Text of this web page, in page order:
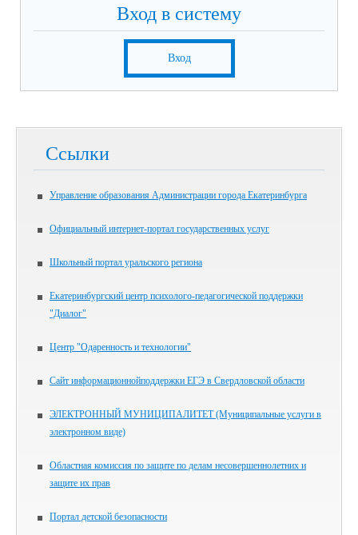
Вход в систему
Вход
Ссылки
Управление образования Администрации города Екатеринбурга
Официальный интернет-портал государственных услуг
Школьный портал уральского региона
Екатеринбургский центр психолого-педагогической поддержки
"Диалог"
Центр "Одаренность и технологии"
Сайт информационнойподдержки ЕГЭ в Свердловской области
ЭЛЕКТРОННЫЙ МУНИЦИПАЛИТЕТ (Муниципальные услуги в
электронном виде)
Областная комиссия по защите по делам несовершеннолетних и
защите их прав
Портал детской безопасности